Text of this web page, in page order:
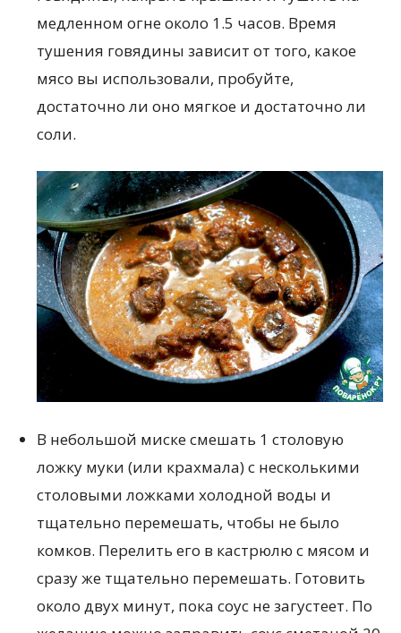
медленном огне около 1.5 часов. Время
тушения говядины зависит от того, какое
мясо вы использовали, пробуйте,
достаточно ли оно мягкое и достаточно ли
соли.
В небольшой миске смешать 1 столовую
ложку муки (или крахмала) с несколькими
столовыми ложками холодной воды и
тщательно перемешать, чтобы не было
комков. Перелить его в кастрюлю с мясом и
сразу же тщательно перемешать. Готовить
около двух минут, пока соус не загустеет. По